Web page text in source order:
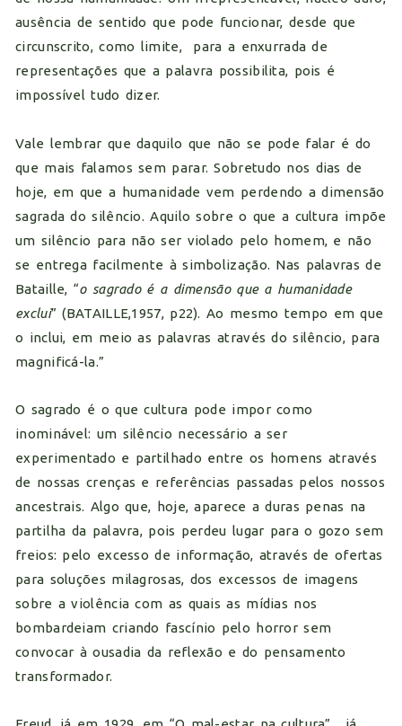
ausência de sentido que pode funcionar, desde que
circunscrito, como limite, para a enxurrada de
representações que a palavra possibilita, pois é
impossível tudo dizer.
Vale lembrar que daquilo que não se pode falar é do
que mais falamos sem parar. Sobretudo nos dias de
hoje, em que a humanidade vem perdendo a dimensão
sagrada do silêncio. Aquilo sobre o que a cultura impõe
um silêncio para não ser violado pelo homem, e não
se entrega facilmente à simbolização. Nas palavras de
Bataille, “o sagrado é a dimensão que a humanidade
exclui” (BATAILLE,1957, p22). Ao mesmo tempo em que
o inclui, em meio as palavras através do silêncio, para
magnificá-la.”
O sagrado é o que cultura pode impor como
inominável: um silêncio necessário a ser
experimentado e partilhado entre os homens através
de nossas crenças e referências passadas pelos nossos
ancestrais. Algo que, hoje, aparece a duras penas na
partilha da palavra, pois perdeu lugar para o gozo sem
freios: pelo excesso de informação, através de ofertas
para soluções milagrosas, dos excessos de imagens
sobre a violência com as quais as mídias nos
bombardeiam criando fascínio pelo horror sem
convocar à ousadia da reflexão e do pensamento
transformador.